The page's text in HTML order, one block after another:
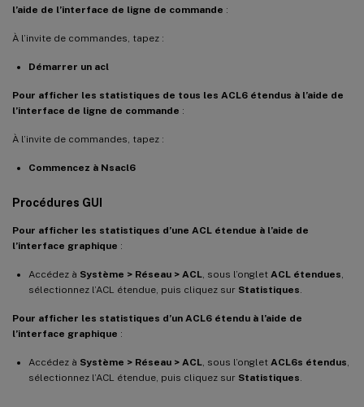
l’aide de l’interface de ligne de commande :
À l’invite de commandes, tapez :
Démarrer un acl
Pour afficher les statistiques de tous les ACL6 étendus à l’aide de
l’interface de ligne de commande :
À l’invite de commandes, tapez :
Commencez à Nsacl6
Procédures GUI
Pour afficher les statistiques d’une ACL étendue à l’aide de
l’interface graphique :
Accédez à Système > Réseau > ACL , sous l’onglet ACL étendues
sélectionnez l’ACL étendue, puis cliquez sur Statistiques
Pour afficher les statistiques d’un ACL6 étendu à l’aide de
l’interface graphique :
Accédez à Système > Réseau > ACL , sous l’onglet ACL6s étendus
sélectionnez l’ACL étendue, puis cliquez sur Statistiques